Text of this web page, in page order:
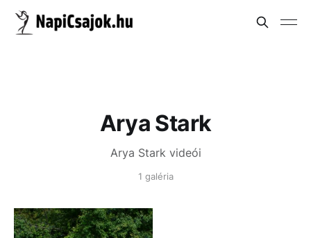
Arya Stark
Arya Stark videói
1 galéria